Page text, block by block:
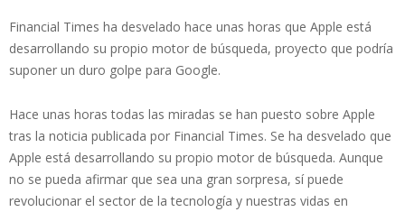
Financial Times ha desvelado hace unas horas que Apple está
desarrollando su propio motor de búsqueda, proyecto que podría
suponer un duro golpe para Google.
Hace unas horas todas las miradas se han puesto sobre Apple
tras la noticia publicada por Financial Times. Se ha desvelado que
Apple está desarrollando su propio motor de búsqueda. Aunque
no se pueda afirmar que sea una gran sorpresa, sí puede
revolucionar el sector de la tecnología y nuestras vidas en